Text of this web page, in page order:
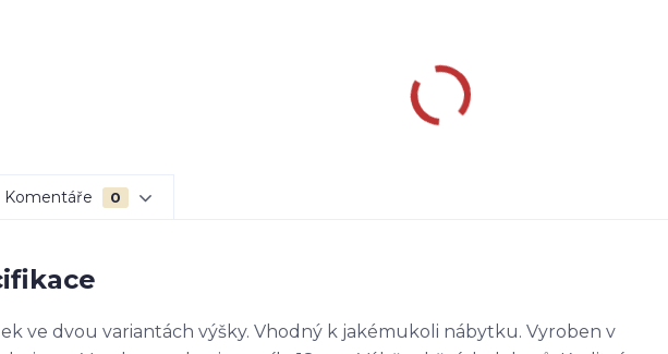
Komentáře 0
ve dvou variantách výšky. Vhodný k jakémukoli nábytku. Vyroben v